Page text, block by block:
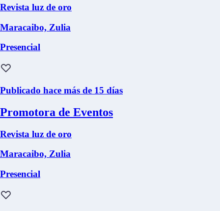
Revista luz de oro
Maracaibo, Zulia
Presencial
Publicado hace más de 15 días
Promotora de Eventos
Revista luz de oro
Maracaibo, Zulia
Presencial